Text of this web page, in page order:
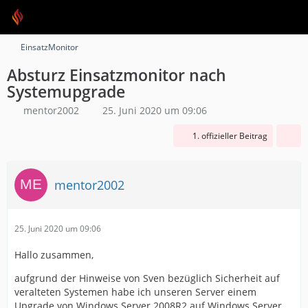
EinsatzMonitor
Absturz Einsatzmonitor nach
Systemupgrade
mentor2002 25. Juni 2020 um 09:06
1. offizieller Beitrag
mentor2002
25. Juni 2020 um 09:06
Hallo zusammen,
aufgrund der Hinweise von Sven bezüglich Sicherheit auf
veralteten Systemen habe ich unseren Server einem